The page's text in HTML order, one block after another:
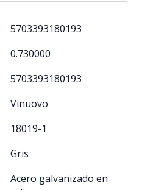
5703393180193
0.730000
5703393180193
Vinuovo
18019-1
Gris
Acero galvanizado en